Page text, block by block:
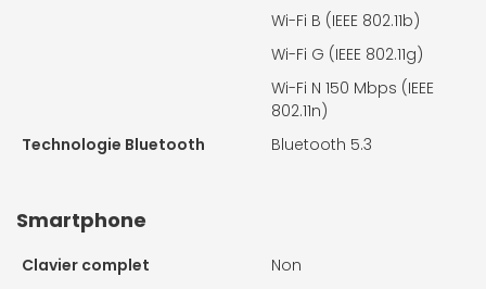
Wi-Fi B (IEEE 802.11b)
Wi-Fi G (IEEE 802.11g)
Wi-Fi N 150 Mbps (IEEE
802.11n)
Technologie Bluetooth
Bluetooth 5.3
Smartphone
Clavier complet
Non